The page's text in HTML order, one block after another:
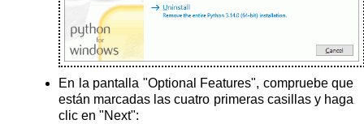
En la pantalla "Optional Features", compruebe que
están marcadas las cuatro primeras casillas y haga
clic en "Next":